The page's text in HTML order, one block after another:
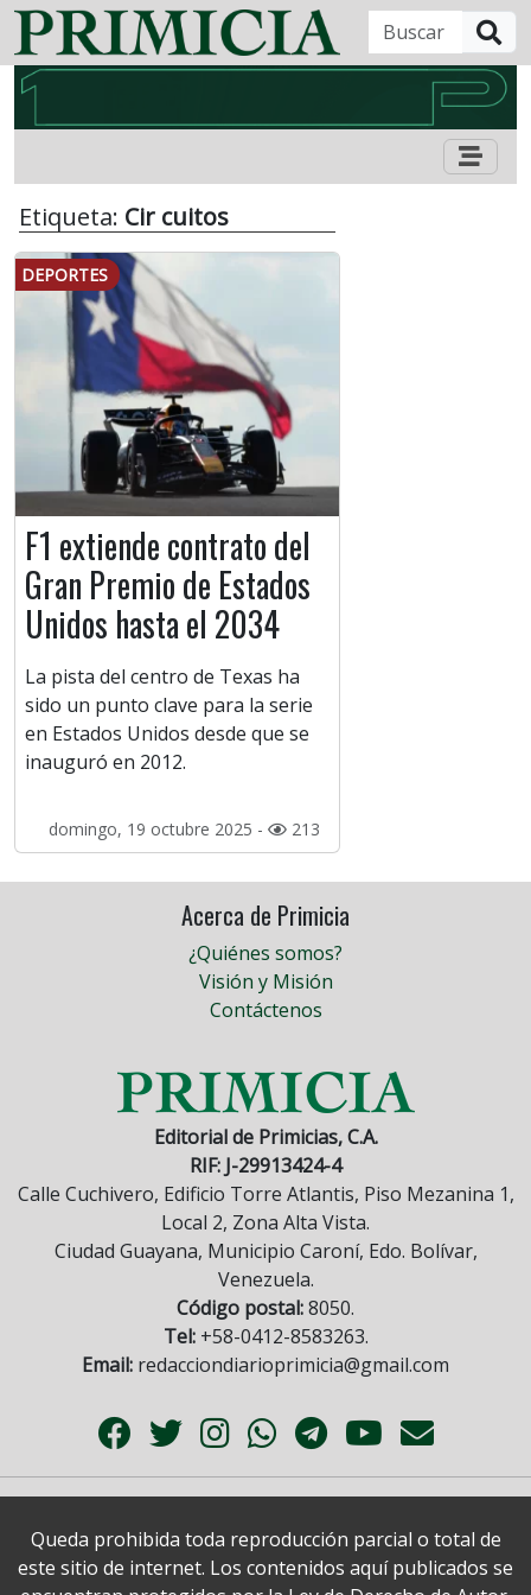
Etiqueta: Cir cuitos
DEPORTES
F1 extiende contrato del
Gran Premio de Estados
Unidos hasta el 2034
La pista del centro de Texas ha
sido un punto clave para la serie
en Estados Unidos desde que se
inauguró en 2012.
domingo, 19 octubre 2025 - 213
Acerca de Primicia
¿Quiénes somos?
Visión y Misión
Contáctenos
Editorial de Primicias, C.A.
RIF: J-29913424-4
Calle Cuchivero, Edificio Torre Atlantis, Piso Mezanina 1,
Local 2, Zona Alta Vista.
Ciudad Guayana, Municipio Caroní, Edo. Bolívar,
Venezuela.
Código postal:8050.
Tel:+58-0412-8583263.
Email: redacciondiarioprimicia@gmail.com
Queda prohibida toda reproducción parcial o total de
este sitio de internet. Los contenidos aquí publicados se